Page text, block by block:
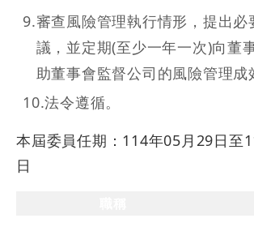
9.審查風險管理執行情形，提出必
議，並定期(至少一年一次)向董
助董事會監督公司的風險管理成
10.法令遵循。
本屆委員任期：114年05月29日至
日